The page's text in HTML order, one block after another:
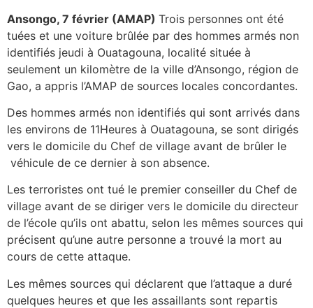
Ansongo, 7 février (AMAP) Trois personnes ont été
tuées et une voiture brûlée par des hommes armés non
identifiés jeudi à Ouatagouna, localité située à
seulement un kilomètre de la ville d’Ansongo, région de
Gao, a appris l’AMAP de sources locales concordantes.
Des hommes armés non identifiés qui sont arrivés dans
les environs de 11Heures à Ouatagouna, se sont dirigés
vers le domicile du Chef de village avant de brûler le
véhicule de ce dernier à son absence.
Les terroristes ont tué le premier conseiller du Chef de
village avant de se diriger vers le domicile du directeur
de l’école qu’ils ont abattu, selon les mêmes sources qui
précisent qu’une autre personne a trouvé la mort au
cours de cette attaque.
Les mêmes sources qui déclarent que l’attaque a duré
quelques heures et que les assaillants sont repartis